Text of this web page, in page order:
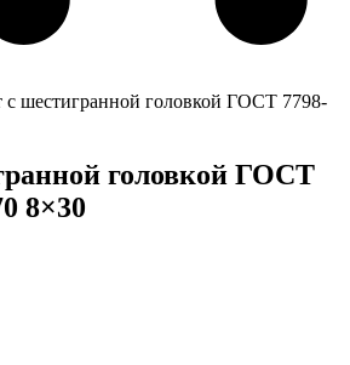
с шестигранной головкой ГОСТ 7798-
головкой ГОСТ
8×30